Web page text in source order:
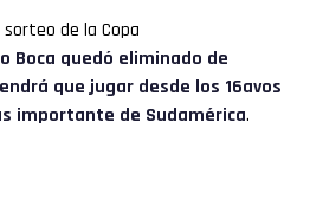
de la Copa
Boca quedó eliminado de
que jugar desde los 16avos
importante de Sudamérica.